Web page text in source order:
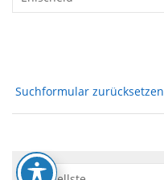
Suchformular zurücksetzen